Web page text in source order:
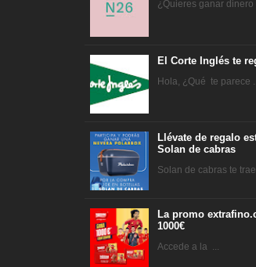
¿Quieres ganar dinero
El Corte Inglés te
Hola, ¿Qué te parece ...
Llévate de regalo
Solan de cabras
Solan de cabras te trae
La promo
1000€
Accede a la ...